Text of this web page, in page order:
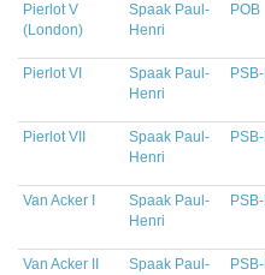
Pierlot V
(London)
Spaak Paul-
Henri
POB
Pierlot VI
Spaak Paul-
Henri
Pierlot VII
Spaak Paul-
Henri
Van Acker I
Spaak Paul-
Henri
Van Acker II
Spaak Paul-